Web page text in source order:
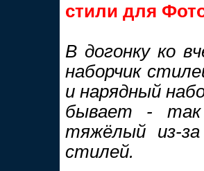
стили для
В догонку ко
наборчик
и нарядный
бывает - так
тяжёлый из-
стилей.